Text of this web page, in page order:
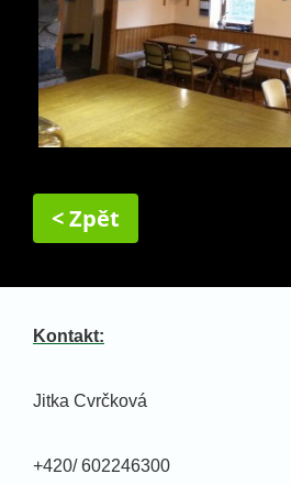
< Zpět
Kontakt:
Jitka Cvrčková
+420/ 602246300